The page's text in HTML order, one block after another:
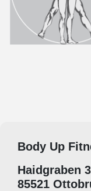
Body Up
Haidgraben 3
85521